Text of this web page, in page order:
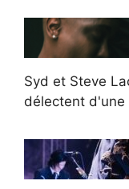
Syd et Steve
délectent d'une